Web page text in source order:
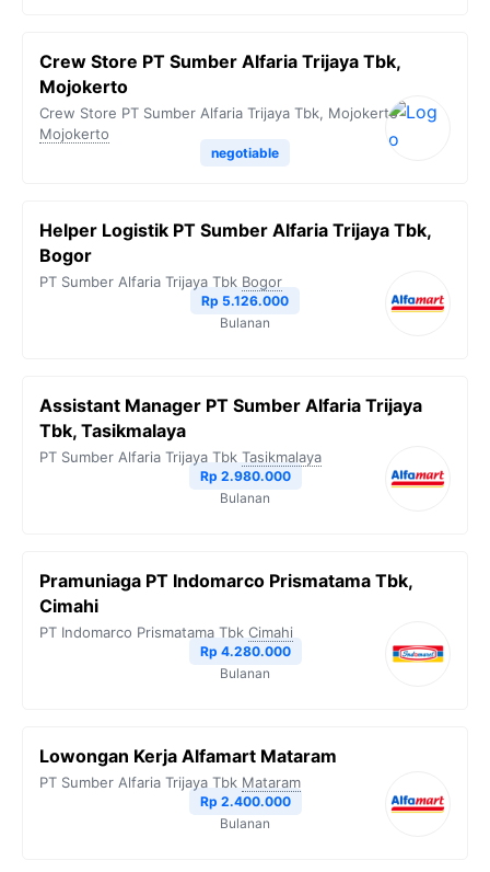
Crew Store PT Sumber Alfaria Trijaya Tbk,
Mojokerto
Crew Store PT Sumber Alfaria Trijaya Tbk, Mojokerto
Mojokerto
negotiable
Helper Logistik PT Sumber Alfaria Trijaya Tbk,
Bogor
PT Sumber Alfaria Trijaya Tbk Bogor
Rp 5.126.000
Bulanan
Assistant Manager PT Sumber Alfaria Trijaya
Tbk, Tasikmalaya
PT Sumber Alfaria Trijaya Tbk Tasikmalaya
Rp 2.980.000
Bulanan
Pramuniaga PT Indomarco Prismatama Tbk,
Cimahi
PT Indomarco Prismatama Tbk Cimahi
Rp 4.280.000
Bulanan
Lowongan Kerja Alfamart Mataram
PT Sumber Alfaria Trijaya Tbk Mataram
Rp 2.400.000
Bulanan